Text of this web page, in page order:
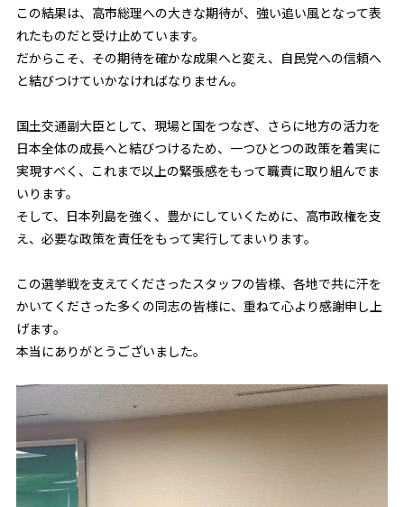
この結果は、高市総理への大きな期待が、強い追い風となって表
れたものだと受け止めています。
だからこそ、その期待を確かな成果へと変え、自民党への信頼へ
と結びつけていかなければなりません。
国土交通副大臣として、現場と国をつなぎ、さらに地方の活力を
日本全体の成長へと結びつけるため、一つひとつの政策を着実に
実現すべく、これまで以上の緊張感をもって職責に取り組んでま
いります。
そして、日本列島を強く、豊かにしていくために、高市政権を支
え、必要な政策を責任をもって実行してまいります。
この選挙戦を支えてくださったスタッフの皆様、各地で共に汗を
かいてくださった多くの同志の皆様に、重ねて心より感謝申し上
げます。
本当にありがとうございました。